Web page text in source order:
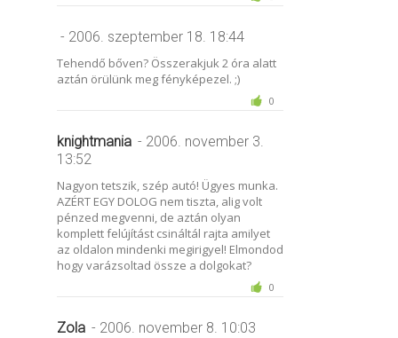
- 2006. szeptember 18. 18:44
Tehendő bőven? Összerakjuk 2 óra alatt
aztán örülünk meg fényképezel. ;)
0
knightmania - 2006. november 3.
13:52
Nagyon tetszik, szép autó! Ügyes munka.
AZÉRT EGY DOLOG nem tiszta, alig volt
pénzed megvenni, de aztán olyan
komplett felújítást csináltál rajta amilyet
az oldalon mindenki megirigyel! Elmondod
hogy varázsoltad össze a dolgokat?
0
Zola - 2006. november 8. 10:03